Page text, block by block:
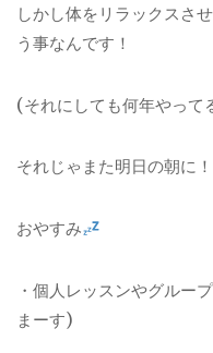
しかし体をリラックスさ
う事なんです！
(それにしても何年やって
それじゃまた明日の朝に！
おやすみ
・個人レッスンやグルー
まーす)